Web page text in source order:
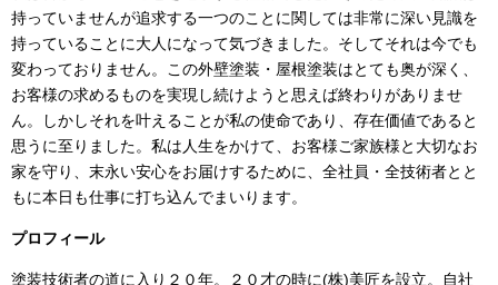
持っていませんが追求する一つのことに関しては非常に深い見識を
持っていることに大人になって気づきました。そしてそれは今でも
変わっておりません。この外壁塗装・屋根塗装はとても奥が深く、
お客様の求めるものを実現し続けようと思えば終わりがありませ
ん。しかしそれを叶えることが私の使命であり、存在価値であると
思うに至りました。私は人生をかけて、お客様ご家族様と大切なお
家を守り、末永い安心をお届けするために、全社員・全技術者とと
もに本日も仕事に打ち込んでまいります。
プロフィール
塗装技術者の道に入り２０年。２０才の時に(株)美匠を設立。自社